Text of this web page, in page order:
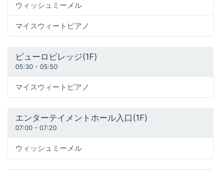
ウィッシュミーメル
マイスウィートピアノ
ピューロビレッジ(1F)
05:30 - 05:50
マイスウィートピアノ
エンターテイメントホール入口(1F)
07:00 - 07:20
ウィッシュミーメル